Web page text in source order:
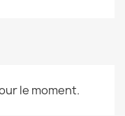
le moment.